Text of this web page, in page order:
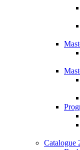
Catalogue